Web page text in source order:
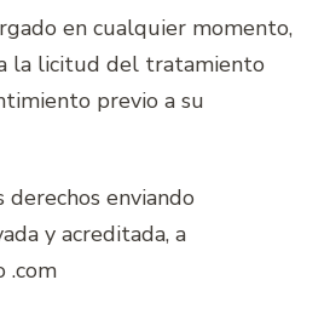
en cualquier momento,
la licitud del tratamiento
previo a su
enviando
y acreditada, a
.com